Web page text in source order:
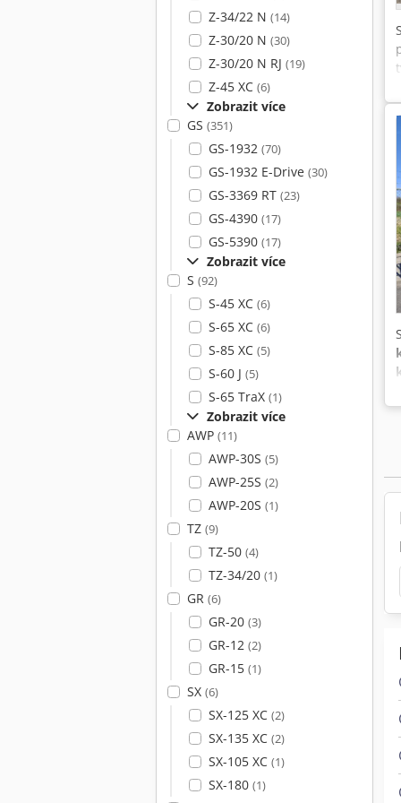
Z-34/22 N (14)
Z-30/20 N (30)
Z-30/20 N RJ (19)
Z-45 XC (6)
Zobrazit více
GS (351)
GS-1932 (70)
GS-1932 E-Drive (30)
GS-3369 RT (23)
GS-4390 (17)
GS-5390 (17)
Zobrazit více
S (92)
S-45 XC (6)
S-65 XC (6)
S-85 XC (5)
S-60 J (5)
S-65 TraX (1)
Zobrazit více
AWP (11)
AWP-30S (5)
AWP-25S (2)
AWP-20S (1)
TZ (9)
TZ-50 (4)
TZ-34/20 (1)
GR (6)
GR-20 (3)
GR-12 (2)
GR-15 (1)
SX (6)
SX-125 XC (2)
SX-135 XC (2)
SX-105 XC (1)
SX-180 (1)